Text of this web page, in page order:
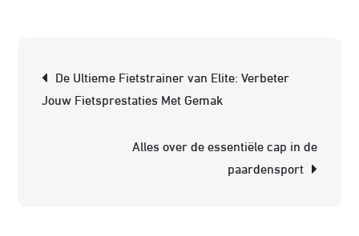
De Ultieme Fietstrainer van Elite: Verbeter
Jouw Fietsprestaties Met Gemak
Alles over de essentiële cap in de
paardensport